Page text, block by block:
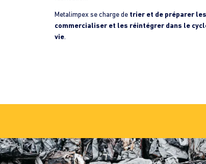
Metalimpex se charge de trier et de préparer
commercialiser et les réintégrer dans le
vie.